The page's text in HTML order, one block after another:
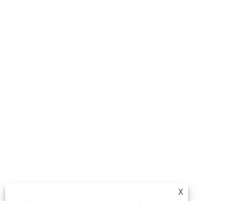
X